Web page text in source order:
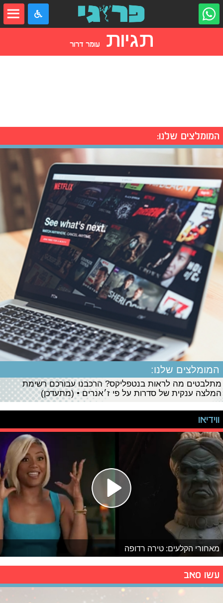
תגיות עומר דרור
המומלצים שלנו:
המומלצים שלנו:
מתלבטים מה לראות בנטפליקס? הרכבנו עבורכם רשימת
המלצה ענקית של סדרות על פי ז׳אנרים • (מתעדכן)
ווידיאו
מאחורי הקלעים: טירה רדופה
עשו סאב